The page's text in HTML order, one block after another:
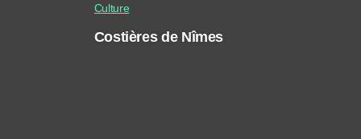
Culture
Costières de Nîmes